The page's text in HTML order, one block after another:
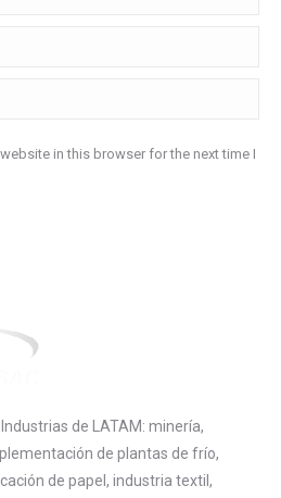
in this browser for the next time I
de LATAM: minería,
de plantas de frío,
de papel, industria textil,